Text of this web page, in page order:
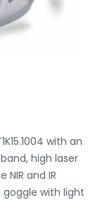
with an
high laser
and IR
goggle with light